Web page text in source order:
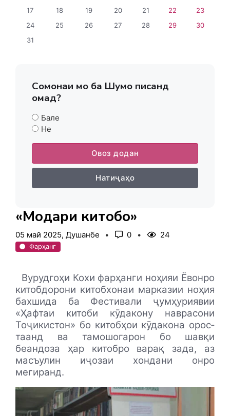
17
18 19 20 21 22
23
24
25 26 27 28 29
30
31
Сомонаи мо ба Шумо писанд
омад?
Бале
Не
Овоз додан
Натиҷаҳо
«Модари китобҳо»
05 май 2025, Душанбе 0 24
Фарҳанг
Вурудгоҳи Кохи фарҳанги ноҳияи Ёвонро
китобдорони китобхонаи марказии ноҳия
бахшида ба Фестивали ҷумҳуриявии
«Ҳафтаи китоби кӯдакону наврасони
Тоҷикистон» бо китобҳои кӯдакона орос­
таанд ва тамошогарон бо шавқи
беандоза ҳар китобро варақ зада, аз
масъулин иҷозаи хондани онро
мегиранд.